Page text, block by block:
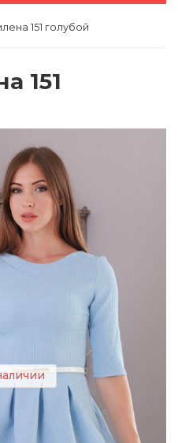
151 голубой
151